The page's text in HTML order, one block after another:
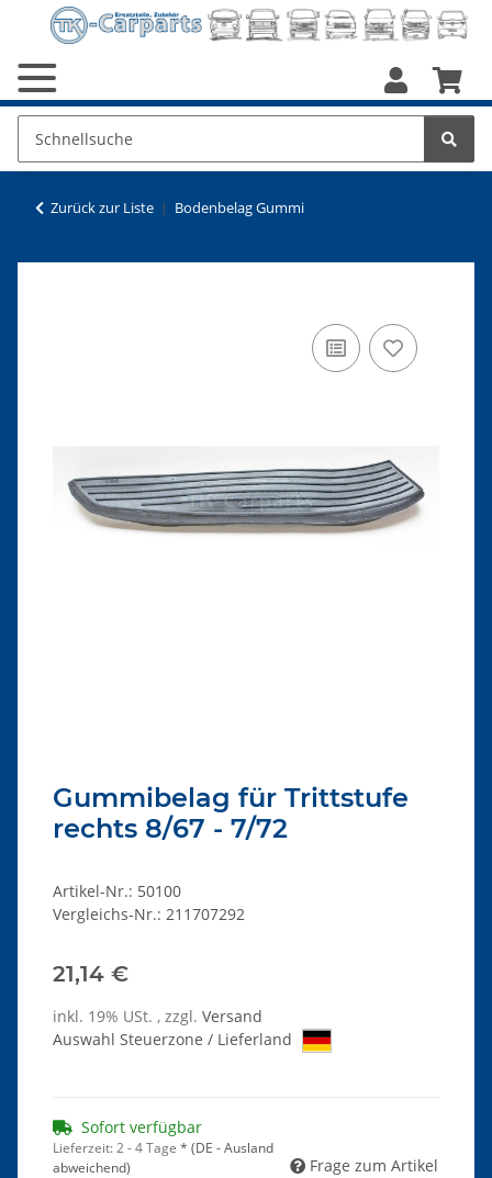
Zurück zur Liste Bodenbelag Gummi
Gummibelag für Trittstufe
rechts 8/67 - 7/72
Artikel-Nr.: 50100
Vergleichs-Nr.: 211707292
21,14 €
inkl. 19% USt. , zzgl. Versand
Auswahl Steuerzone / Lieferland
Sofort verfügbar
Lieferzeit:2 - 4 Tage * (DE - Ausland
abweichend)
Frage zum Artikel